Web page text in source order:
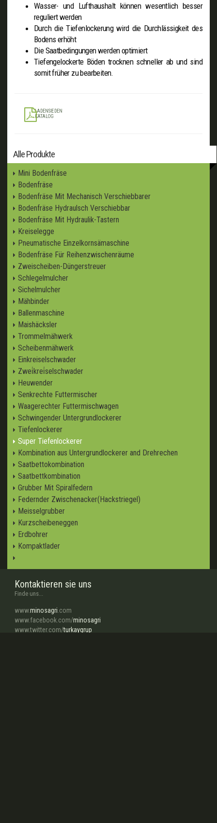
Wasser- und Lufthaushalt können wesentlich besser
reguliert werden
Durch die Tiefenlockerung wird die Durchlässigkeit des
Bodens erhöht
Die Saatbedingungen werden optimiert
Tiefengelockerte Böden trocknen schneller ab und sind
somit früher zu bearbeiten.
LADEN SIE DEN
KATALOG
Alle Produkte
Mini Bodenfräse
Bodenfräse
Bodenfräse Mit Mechanisch Verschiebbarer
Bodenfräse Hydraulsch Verschiebbar
Bodenfräse Mit Hydraulik-Tastern
Kreiselegge
Pneumatische Einzelkornsämaschine
Bodenfräse Für Reihenzwischenräume
Zweischeiben-Düngerstreuer
Schlegelmulcher
Sichelmulcher
Mähbinder
Ballenmaschine
Maishäcksler
Trommelmähwerk
Scheibenmähwerk
Einkreiselschwader
Zwei̇krei̇selschwader
Heuwender
Senkrechte Futtermischer
Waagerechter Futtermischwagen
Schwingender Untergrundlockerer
Tiefenlockerer
Super Tiefenlockerer
Kombination aus Untergrundlockerer and Drehrechen
Saatbettokombination
Saatbettkombination
Grubber Mit Spiralfedern
Federnder Zwischenacker(Hackstriegel)
Meisselgrubber
Kurzscheibeneggen
Erdbohrer
Kompaktlader
Kontaktieren sie uns
Finde uns...
www.minosagri .com
www.facebook.com/minosagri
www.twitter.com/turkaygrup